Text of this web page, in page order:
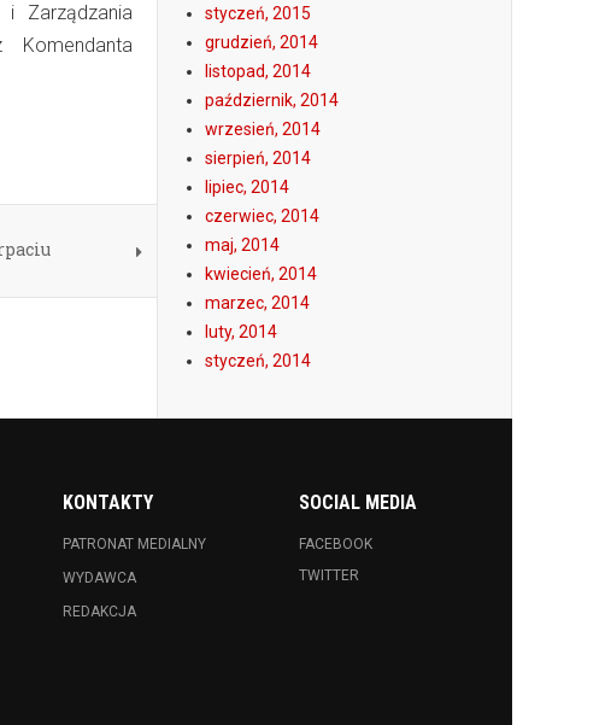
i Zarządzania
Komendanta
styczeń, 2015
grudzień, 2014
listopad, 2014
październik, 2014
wrzesień, 2014
sierpień, 2014
lipiec, 2014
czerwiec, 2014
maj, 2014
kwiecień, 2014
marzec, 2014
luty, 2014
styczeń, 2014
KONTAKTY
PATRONAT MEDIALNY
WYDAWCA
REDAKCJA
SOCIAL MEDIA
FACEBOOK
TWITTER